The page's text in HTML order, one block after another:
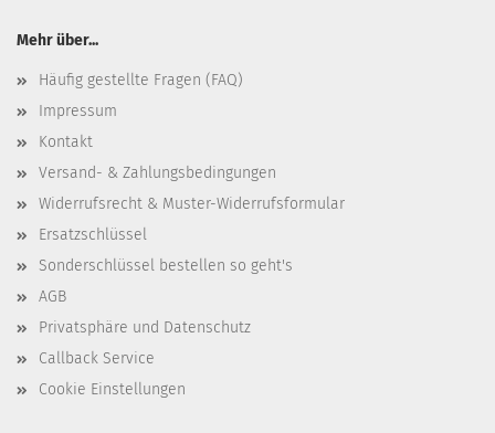
Mehr über...
Häufig gestellte Fragen (FAQ)
Impressum
Kontakt
Versand- & Zahlungsbedingungen
Widerrufsrecht & Muster-Widerrufsformular
Ersatzschlüssel
Sonderschlüssel bestellen so geht's
AGB
Privatsphäre und Datenschutz
Callback Service
Cookie Einstellungen